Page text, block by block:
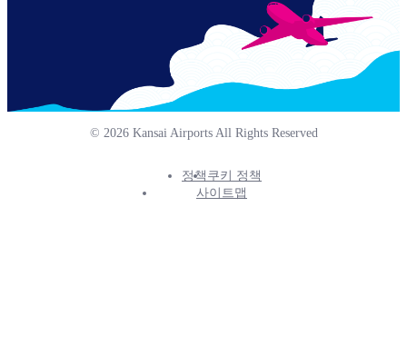
© 2026 Kansai Airports All Rights Reserved
Footer
정책 쿠키 정책
사이트맵